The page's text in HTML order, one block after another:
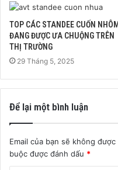
TOP CÁC STANDEE CUỐN NHÔM
ĐANG ĐƯỢC ƯA CHUỘNG TRÊN
THỊ TRƯỜNG
29 Tháng 5, 2025
Để lại một bình luận
Email của bạn sẽ không
buộc được đánh dấu *